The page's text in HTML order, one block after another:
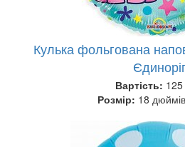
Кулька фольгована
Єдиноріг
Вартість: 125
Розмір: 18